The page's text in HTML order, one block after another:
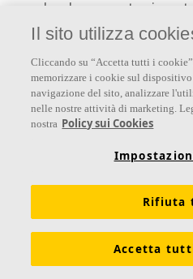
un bordo smussato
massima facilità di
Classe di assorbimento A
Bordi verniciati
Massima facilità di
discreta
Il sito utilizza
Cliccando su “Accetta tutti i
memorizzare i cookie sul
navigazione del sito, analizzare
nelle nostre attività di marketing.
nostra Policy sui Cookies
Rifiuta
Accetta